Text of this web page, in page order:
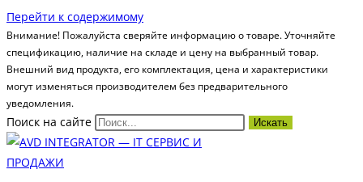
Перейти к содержимому
Внимание! Пожалуйста сверяйте информацию о товаре. Уточняйте
спецификацию, наличие на складе и цену на выбранный товар.
Внешний вид продукта, его комплектация, цена и характеристики
могут изменяться производителем без предварительного
уведомления.
Поиск на сайте Искать